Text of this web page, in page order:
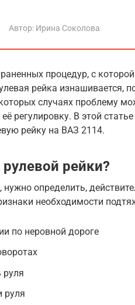
Автор: Ирина Соколова
процедур, с
рейка изнашивается,
случаях проблему
регулировку. В этой
рейку на ВАЗ 2114.
рейки?
определить,
необходимости
по неровной дороге
руля
руля